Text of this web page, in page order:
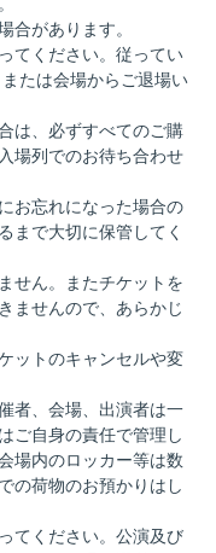
合があります。
てください。従ってい
たは会場からご退場い
は、必ずすべてのご購
場列でのお待ち合わせ
お忘れになった場合の
まで大切に保管してく
せん。またチケットを
ませんので、あらかじ
ットのキャンセルや変
者、会場、出演者は一
ご自身の責任で管理し
場内のロッカー等は数
の荷物のお預かりはし
てください。公演及び